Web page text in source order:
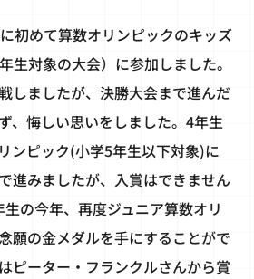
初めて算数オリンピックのキッズ
生対象の大会）に参加しました。
しましたが、決勝大会まで進んだ
、悔しい思いをしました。4年生
ンピック(小学5年生以下対象)に
進みましたが、入賞はできません
の今年、再度ジュニア算数オリ
願の金メダルを手にすることがで
ピーター・フランクルさんから賞